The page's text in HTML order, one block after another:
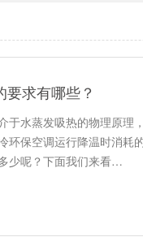
求有哪些？
于水蒸发吸热的物理原理
环保空调运行降温时消耗
少呢？下面我们来看…